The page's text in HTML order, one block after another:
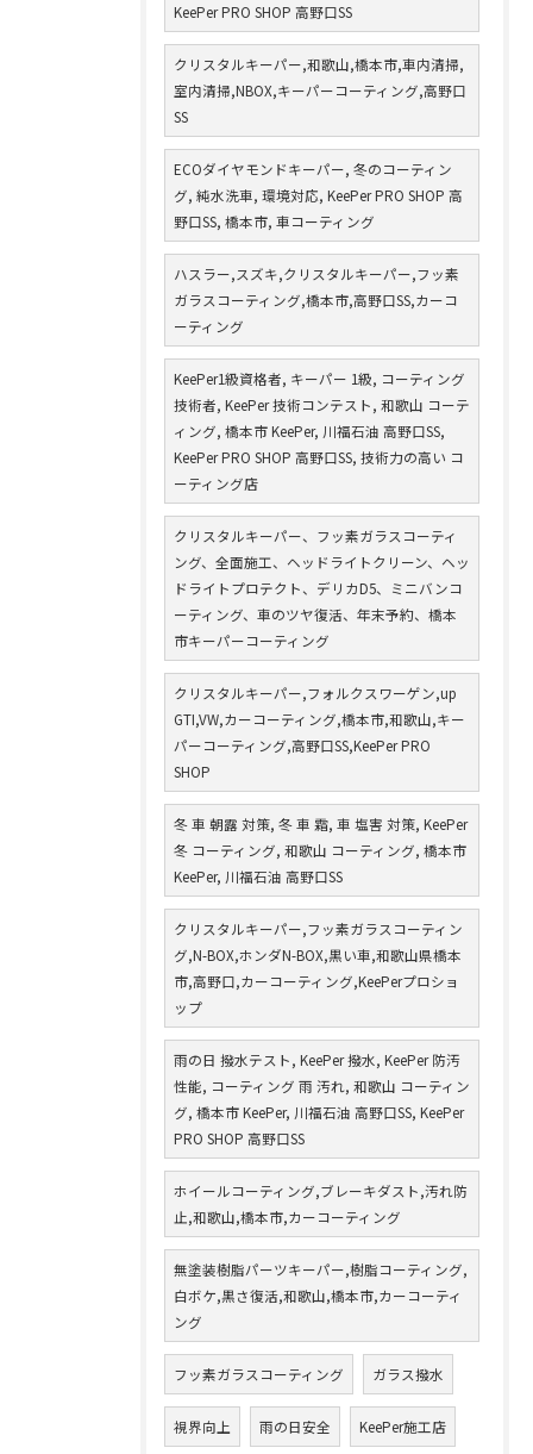
KeePer PRO SHOP 高野口SS
クリスタルキーパー,和歌山,橋本市,車内清掃,
室内清掃,NBOX,キーパーコーティング,高野口
SS
ECOダイヤモンドキーパー, 冬のコーティン
グ, 純水洗車, 環境対応, KeePer PRO SHOP 高
野口SS, 橋本市, 車コーティング
ハスラー,スズキ,クリスタルキーパー,フッ素
ガラスコーティング,橋本市,高野口SS,カーコ
ーティング
KeePer1級資格者, キーパー 1級, コーティング
技術者, KeePer 技術コンテスト, 和歌山 コーテ
ィング, 橋本市 KeePer, 川福石油 高野口SS,
KeePer PRO SHOP 高野口SS, 技術力の高い コ
ーティング店
クリスタルキーパー、フッ素ガラスコーティ
ング、全面施工、ヘッドライトクリーン、ヘッ
ドライトプロテクト、デリカD5、ミニバンコ
ーティング、車のツヤ復活、年末予約、橋本
市キーパーコーティング
クリスタルキーパー,フォルクスワーゲン,up
GTI,VW,カーコーティング,橋本市,和歌山,キー
パーコーティング,高野口SS,KeePer PRO
SHOP
冬 車 朝露 対策, 冬 車 霜, 車 塩害 対策, KeePer
冬 コーティング, 和歌山 コーティング, 橋本市
KeePer, 川福石油 高野口SS
クリスタルキーパー,フッ素ガラスコーティン
グ,N-BOX,ホンダN-BOX,黒い車,和歌山県橋本
市,高野口,カーコーティング,KeePerプロショ
ップ
雨の日 撥水テスト, KeePer 撥水, KeePer 防汚
性能, コーティング 雨 汚れ, 和歌山 コーティン
グ, 橋本市 KeePer, 川福石油 高野口SS, KeePer
PRO SHOP 高野口SS
ホイールコーティング,ブレーキダスト,汚れ防
止,和歌山,橋本市,カーコーティング
無塗装樹脂パーツキーパー,樹脂コーティング,
白ボケ,黒さ復活,和歌山,橋本市,カーコーティ
ング
フッ素ガラスコーティング ガラス撥水
視界向上 雨の日安全 KeePer施工店